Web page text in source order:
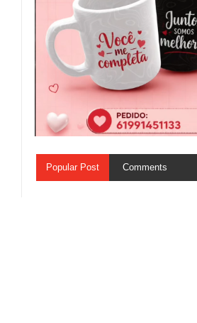
Popular Post Comments